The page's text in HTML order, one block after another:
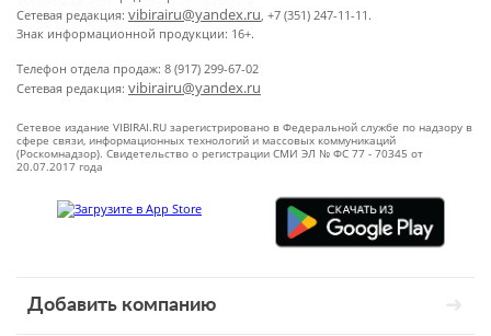
Сетевая редакция: vibirairu@yandex.ru, +7 (351) 247-11-11.
Знак информационной продукции: 16+.
Телефон отдела продаж: 8 (917) 299-67-02
Сетевая редакция: vibirairu@yandex.ru
Сетевое издание VIBIRAI.RU зарегистрировано в Федеральной службе по надзору в
сфере связи, информационных технологий и массовых коммуникаций
(Роскомнадзор). Свидетельство о регистрации СМИ ЭЛ № ФС 77 - 70345 от
20.07.2017 года
Добавить компанию